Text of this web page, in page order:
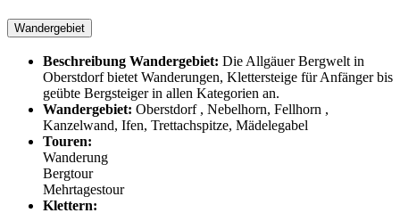
Wandergebiet
Beschreibung Wandergebiet: Die Allgäuer Bergwelt in
Oberstdorf bietet Wanderungen, Klettersteige für Anfänger bis
geübte Bergsteiger in allen Kategorien an.
Wandergebiet: Oberstdorf , Nebelhorn, Fellhorn ,
Kanzelwand, Ifen, Trettachspitze, Mädelegabel
Touren:
Wanderung
Bergtour
Mehrtagestour
Klettern: